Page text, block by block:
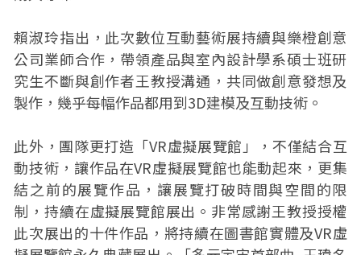
賴淑玲指出，此次數位互動藝術展持續與樂橙創意
公司業師合作，帶領產品與室內設計學系碩士班研
究生不斷與創作者王教授溝通，共同做創意發想及
製作，幾乎每幅作品都用到3D建模及互動技術。
此外，團隊更打造「VR虛擬展覽館」，不僅結合互
動技術，讓作品在VR虛擬展覽館也能動起來，更集
結之前的展覽作品，讓展覽打破時間與空間的限
制，持續在虛擬展覽館展出。非常感謝王教授授權
此次展出的十件作品，將持續在圖書館實體及VR虛